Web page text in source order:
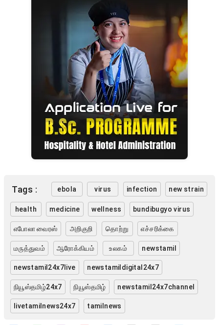
Tags : ebola virus infection new strain
health medicine wellness bundibugyo virus
எபோலா வைரஸ் அறிகுறி தொற்று எச்சரிக்கை
மருத்துவம் ஆரோக்கியம் உலகம் newstamil
newstamil24x7live newstamildigital24x7
நியூஸ்தமிழ்24x7 நியூஸ்தமிழ் newstamil24x7channel
livetamilnews24x7 tamilnews